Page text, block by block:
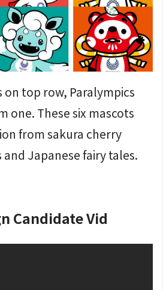
on top row, Paralympics
one. These six mascots
from sakura cherry
Japanese fairy tales.
Candidate Vid